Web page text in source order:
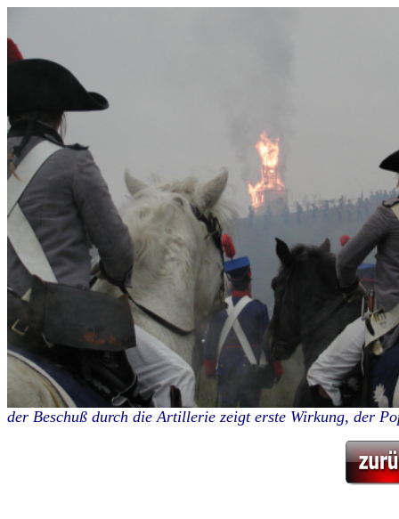
der Beschuß durch die Artillerie zeigt erste Wirkung, der